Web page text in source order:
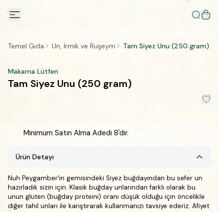
Temel Gıda Un, İrmik ve Ruşeym Tam Siyez Unu (250 gram)
Makarna Lütfen
Tam Siyez Unu (250 gram)
Minimum Satın Alma Adedi 8'dir.
Ürün Detayı
Nuh Peygamber'in gemisindeki Siyez buğdayından bu sefer un
hazırladık sizin için. Klasik buğday unlarından farklı olarak bu
unun gluten (buğday proteini) oranı düşük olduğu için öncelikle
diğer tahıl unları ile karıştırarak kullanmanızı tavsiye ederiz. Afiyet